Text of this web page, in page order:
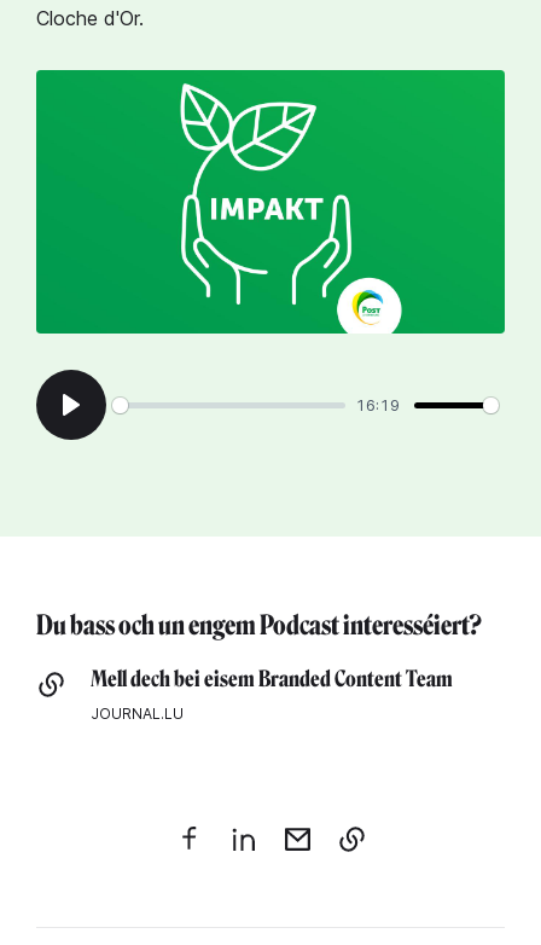
Cloche d'Or.
Play
16:19
Du bass och un engem Podcast interesséiert?
Mell dech bei eisem Branded Content Team
JOURNAL.LU